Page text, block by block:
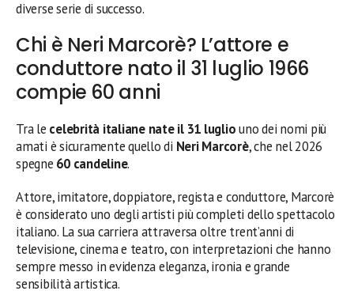
diverse serie di successo.
Chi è Neri Marcorè? L’attore e
conduttore nato il 31 luglio 1966
compie 60 anni
Tra le celebrità italiane nate il 31 lugliouno dei nomi più
amati è sicuramente quello di Neri Marcorè, che nel 2026
spegne 60 candeline.
Attore, imitatore, doppiatore, regista e conduttore, Marcorè
è considerato uno degli artisti più completi dello spettacolo
italiano. La sua carriera attraversa oltre trent’anni di
televisione, cinema e teatro, con interpretazioni che hanno
sempre messo in evidenza eleganza, ironia e grande
sensibilità artistica.